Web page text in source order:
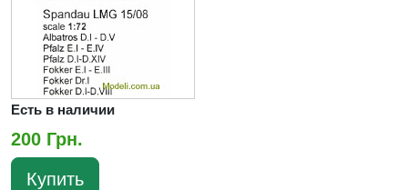
Есть в наличии
200 Грн.
Купить